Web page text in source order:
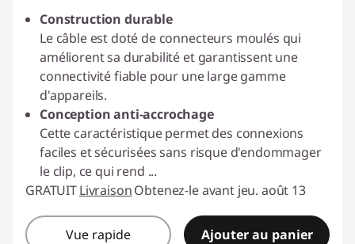
C2GCASALE
Construction durable
Le câble est doté de connecteurs moulés qui
améliorent sa durabilité et garantissent une
connectivité fiable pour une large gamme
d'appareils.
Conception anti-accrochage
Cette caractéristique permet des connexions
faciles et sécurisées sans risque d'endommager
le clip, ce qui rend ...
GRATUITLivraisonObtenez-le avant jeu. août 13
Vue rapide Ajouter au panier